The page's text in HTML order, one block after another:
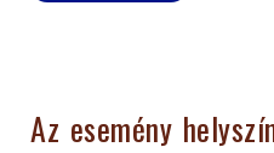
Az esemény